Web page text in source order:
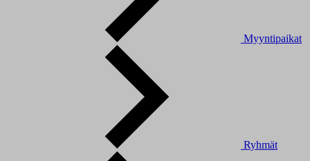
Myyntipaikat
Ryhmät